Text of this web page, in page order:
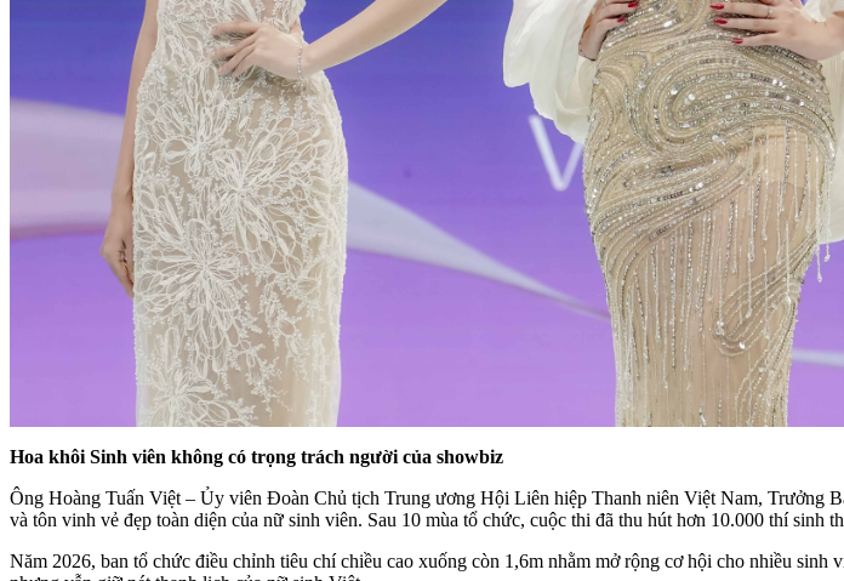
Hoa khôi Sinh viên không có trọng trách người của showbiz
Ông Hoàng Tuấn Việt – Ủy viên Đoàn Chủ tịch Trung ương Hội Liên hiệp Thanh niên Việt Nam, Trưởng
và tôn vinh vẻ đẹp toàn diện của nữ sinh viên. Sau 10 mùa tổ chức, cuộc thi đã thu hút hơn 10.000 thí sinh
Năm 2026, ban tổ chức điều chỉnh tiêu chí chiều cao xuống còn 1,6m nhằm mở rộng cơ hội cho nhiều